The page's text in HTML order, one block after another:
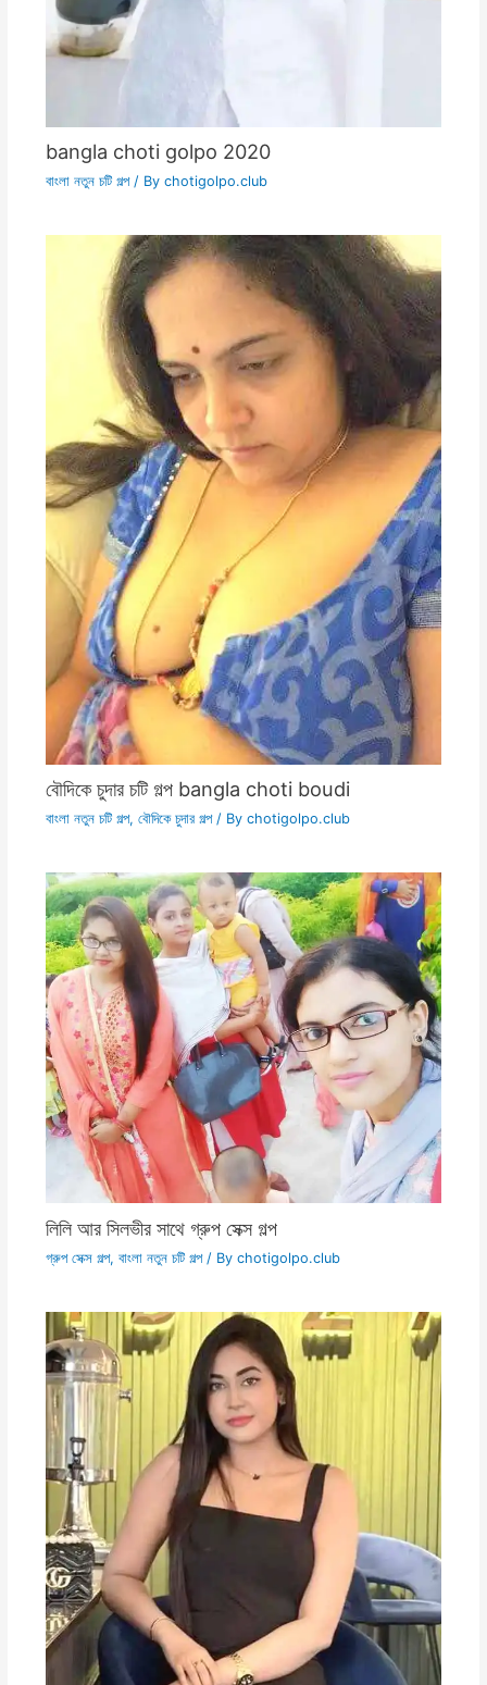
bangla choti golpo 2020
বাংলা নতুন চটি গল্প/ By chotigolpo.club
বৌদিকে চুদার চটি গল্প bangla choti boudi
বাংলা নতুন চটি গল্প, বৌদিকে চুদার গল্প/ By chotigolpo.club
লিলি আর সিলভীর সাথে গ্রুপ সেক্স গল্প
গ্রুপ সেক্স গল্প, বাংলা নতুন চটি গল্প/ By chotigolpo.club